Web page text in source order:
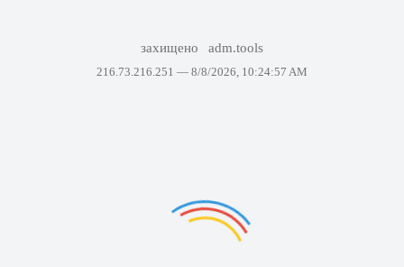
захищено adm.tools
216.73.216.251 — 8/8/2026, 10:24:57 AM